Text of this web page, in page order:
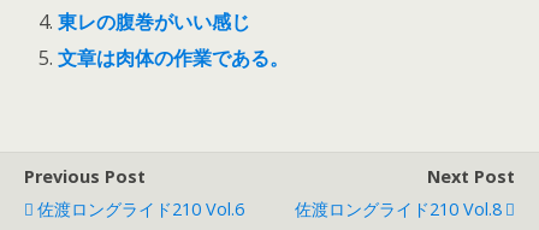
東レの腹巻がいい感じ
文章は肉体の作業である。
Previous Post
佐渡ロングライド210 Vol.6
Next Post
佐渡ロングライド210 Vol.8